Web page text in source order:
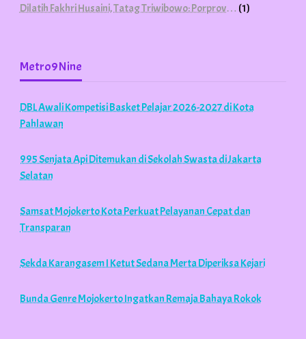
Dilatih Fakhri Husaini, Tatag Triwibowo: Porprov… (1)
Metro9Nine
DBL Awali Kompetisi Basket Pelajar 2026-2027 di Kota
Pahlawan
995 Senjata Api Ditemukan di Sekolah Swasta di Jakarta
Selatan
Samsat Mojokerto Kota Perkuat Pelayanan Cepat dan
Transparan
Sekda Karangasem I Ketut Sedana Merta Diperiksa Kejari
Bunda Genre Mojokerto Ingatkan Remaja Bahaya Rokok